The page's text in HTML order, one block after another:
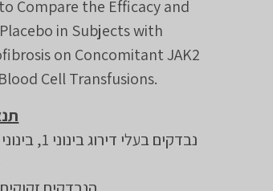
Compare the Efficacy and
in Subjects with
on Concomitant JAK2
Cell Transfusions.